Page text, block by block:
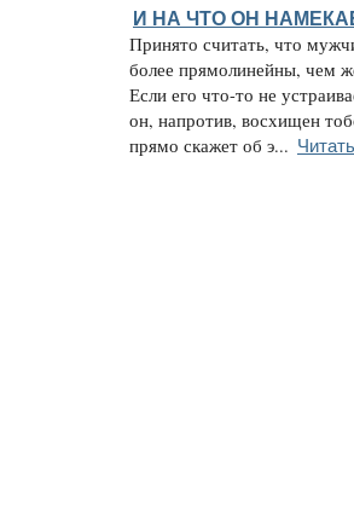
И НА ЧТО ОН
Принято считать, что
более прямолинейны, чем
Если его что-то не
он, напротив, восхищен
прямо скажет об э...